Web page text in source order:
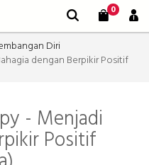
0
Diri
dengan Berpikir Positif
- Menjadi
Positif